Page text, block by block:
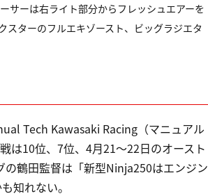
サーは右ライト部分からフレッシュエアーを
ターのフルエキゾースト、ビッグラジエタ
Tech Kawasaki Racing（マニュアル
は10位、7位、4月21～22日のオースト
鶴田監督は「新型Ninja250はエンジン
知れない。